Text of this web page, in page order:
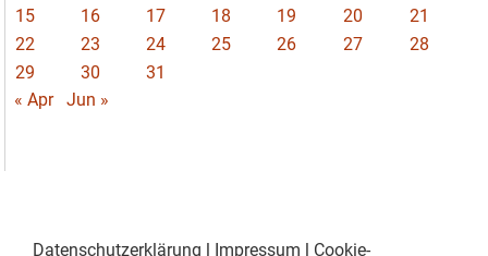
15
16 17 18 19 20
21
22
23 24 25 26 27
28
29
30
31
« Apr
Jun »
Datenschutzerklärung | Impressum | Cookie-